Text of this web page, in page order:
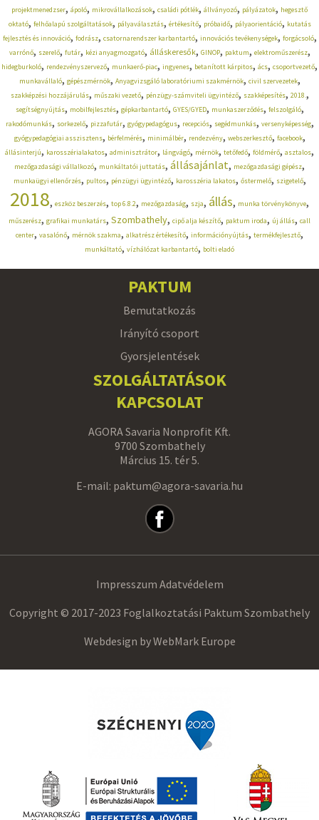
projektmenedzser, ápoló, mikrovállalkozások, családi pótlék, állványozó, pályázatok, hegesztő
oktató, felhőalapú szolgáltatások, pályaválasztás, értékesítő, próbaidő, pályaorientáció, kutatás
fejlesztés és innováció, fodrász, csatornarendszer karbantartó, innovációs tevékenységek, forgácsoló,
varrónő, szerelő, futár, kézi anyagmozgató, álláskeresők, GINOP, paktum, elektroműszerész,
hidegburkoló, rendezvényszervező, munkaerő-piac, ingyenes, betanított kárpitos, ács, csoportvezető,
munkavállaló, gépészmérnök, Anyagvizsgáló laboratóriumi szakmérnök, civil szervezetek,
szakképzési hozzájárulás, műszaki vezető, pénzügy-számviteli ügyintéző, szakképesítés, 2018.,
segítségnyújtás, mobilfejlesztés, gépkarbantartó, GYES/GYED, munkaszerződés, felszolgáló,
rakodómunkás, sorkezelő, pizzafutár, gyógypedagógus, recepciós, segédmunkás, versenyképesség,
gyógypedagógiai asszisztens, bérfelmérés, minimálbér, rendezvény, webszerkesztő, facebook,
állásinterjú, karosszérialakatos, adminisztrátor, lángvágó, mérnök, tetőfedő, földmérő, asztalos,
mezőgazdasági vállalkozó, munkáltatói juttatás, állásajánlat, mezőgazdasági gépész,
munkaügyi ellenőrzés, pultos, pénzügyi ügyintéző, karosszéria lakatos, őstermelő, szigetelő,
2018, eszköz beszerzés, top 6.8.2, mezőgazdaság, szja, állás, munka törvénykönyve,
műszerész, grafikai munkatárs, Szombathely, cipő alja készítő, paktum iroda, új állás, call
center, vasalónő, mérnök szakma, alkatrész értékesítő, információnyújtás, termékfejlesztő,
munkáltató, vízhálózat karbantartó, bolti eladó
PAKTUM
Bemutatkozás
Irányító csoport
Gyorsjelentések
SZOLGÁLTATÁSOK
KAPCSOLAT
AGORA Savaria Nonprofit Kft.
9700 Szombathely
Március 15. tér 5.
E-mail: paktum@agora-savaria.hu
Impresszum Adatvédelem
Copyright © 2017-2023 Foglalkoztatási Paktum Szombathely
Webdesign byWebMark Europe